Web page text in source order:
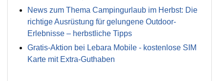
News zum Thema Campingurlaub im Herbst: Die
richtige Ausrüstung für gelungene Outdoor-
Erlebnisse – herbstliche Tipps
Gratis-Aktion bei Lebara Mobile - kostenlose SIM
Karte mit Extra-Guthaben